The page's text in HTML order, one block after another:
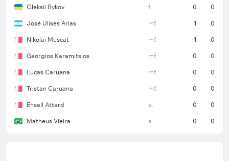
Oleksii Bykov f. 0 0
José Ulises Arias mf. 1 0
Nikolai Muscat mf. 1 0
Georgios Karamitsios mf. 0 0
Lucas Caruana mf. 0 0
Tristan Caruana mf. 0 0
Ensell Attard a. 0 0
Matheus Vieira a. 0 0